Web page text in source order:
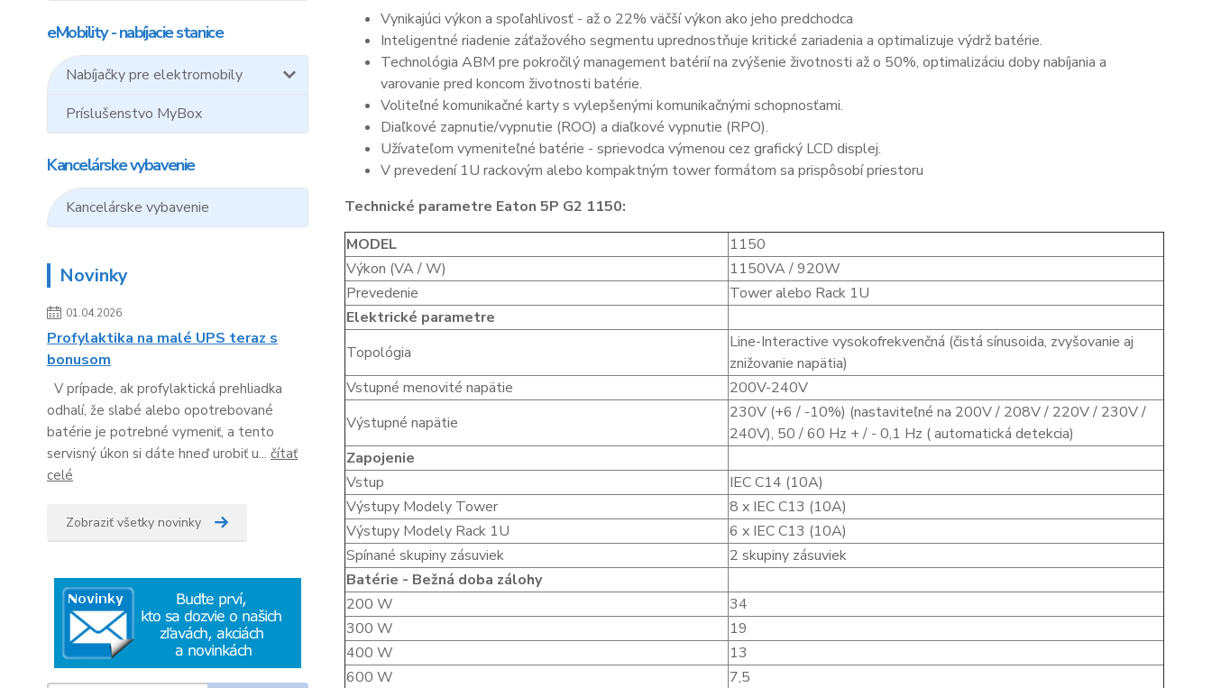
eMobility - nabíjacie stanice
Nabíjačky pre elektromobily
Príslušenstvo MyBox
Kancelárske vybavenie
Kancelárske vybavenie
Novinky
01.04.2026
Profylaktika na malé UPS teraz s
bonusom
V prípade, ak profylaktická prehliadka
odhalí, že slabé alebo opotrebované
batérie je potrebné vymeniť, a tento
servisný úkon si dáte hneď urobiť u... čítať
celé
Zobraziť všetky novinky
Vynikajúci výkon a spoľahlivosť - až o 22% väčší výkon ako jeho predchodca
Inteligentné riadenie záťažového segmentu uprednostňuje kritické zariadenia a optimalizuje výdrž batérie.
Technológia ABM pre pokročilý management batérií na zvýšenie životnosti až o 50%, optimalizáciu doby nabíjania a
varovanie pred koncom životnosti batérie.
Voliteľné komunikačné karty s vylepšenými komunikačnými schopnosťami.
Diaľkové zapnutie/vypnutie (ROO) a diaľkové vypnutie (RPO).
Užívateľom vymeniteľné batérie - sprievodca výmenou cez grafický LCD displej.
V prevedení 1U rackovým alebo kompaktným tower formátom sa prispôsobí priestoru
Technické parametre Eaton 5P G2 1150:
MODEL
1150
Výkon (VA / W)
1150VA / 920W
Prevedenie
Tower alebo Rack 1U
Elektrické parametre
Topológia
Line-Interactive vysokofrekvenčná (čistá sínusoida, zvyšovanie aj
znižovanie napätia)
Vstupné menovité napätie
200V-240V
Výstupné napätie
230V (+6 / -10%) (nastaviteľné na 200V / 208V / 220V / 230V /
240V), 50 / 60 Hz + / - 0,1 Hz ( automatická detekcia)
Zapojenie
Vstup
IEC C14 (10A)
Výstupy Modely Tower
8 x IEC C13 (10A)
Výstupy Modely Rack 1U
6 x IEC C13 (10A)
Spínané skupiny zásuviek
2 skupiny zásuviek
Batérie - Bežná doba zálohy
200 W
34
300 W
19
400 W
13
600 W
7,5